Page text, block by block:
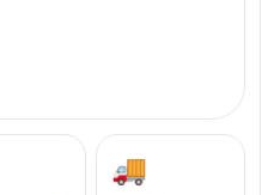
🚚